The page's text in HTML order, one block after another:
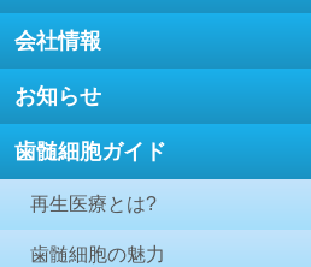
会社情報
お知らせ
歯髄細胞ガイド
再生医療とは?
歯髄細胞の魅力